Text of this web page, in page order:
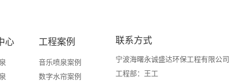
心 工程案例
音乐喷泉案例
数字水帘案例
联系方式
宁波海曙永诚盛达环保工程有限公司
工程部：王工